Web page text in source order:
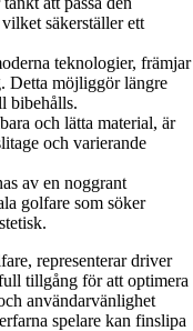
säkerställer ett
teknologier, främjar
Detta möjliggör längre
bibehålls.
och lätta material, är
och varierande
av en noggrant
golfare som söker
representerar driver
tillgång för att optimera
användarvänlighet
spelare kan finslipa